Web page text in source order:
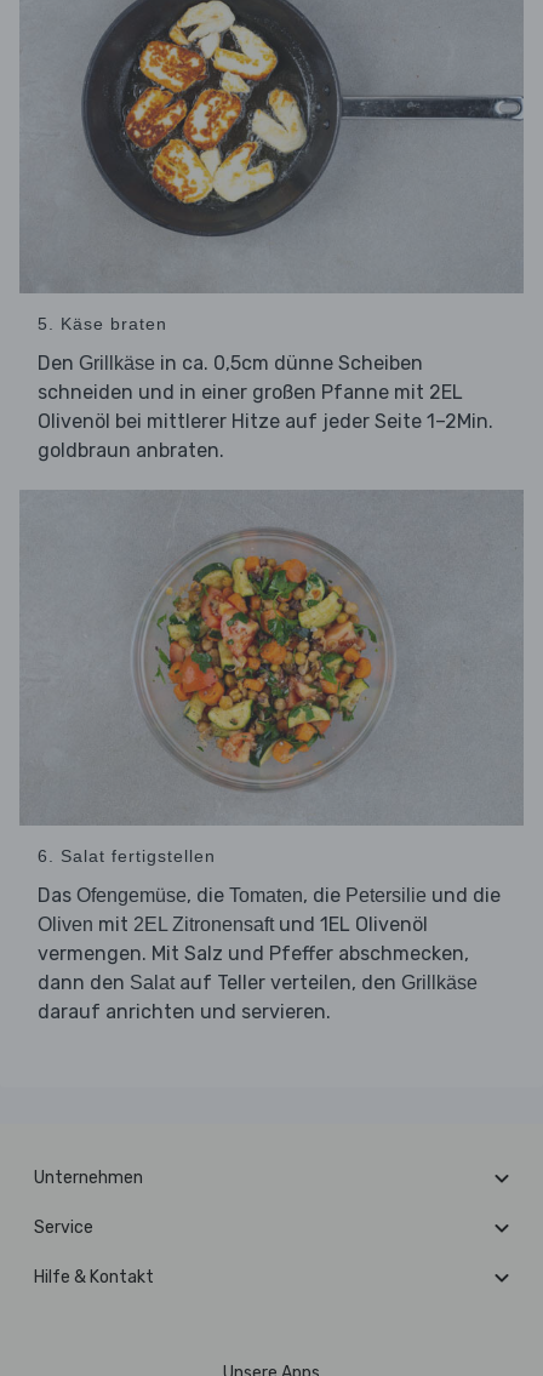
5. Käse braten
Den Grillkäse in ca. 0,5cm dünne Scheiben
schneiden und in einer großen Pfanne mit 2EL
Olivenöl bei mittlerer Hitze auf jeder Seite 1–2Min.
goldbraun anbraten.
6. Salat fertigstellen
Das Ofengemüse, die Tomaten, die Petersilie und die
Oliven mit 2EL Zitronensaftund 1EL Olivenöl
vermengen. Mit Salz und Pfeffer abschmecken,
dann den Salatauf Teller verteilen, den Grillkäse
darauf anrichten und servieren.
Unternehmen
Service
Hilfe & Kontakt